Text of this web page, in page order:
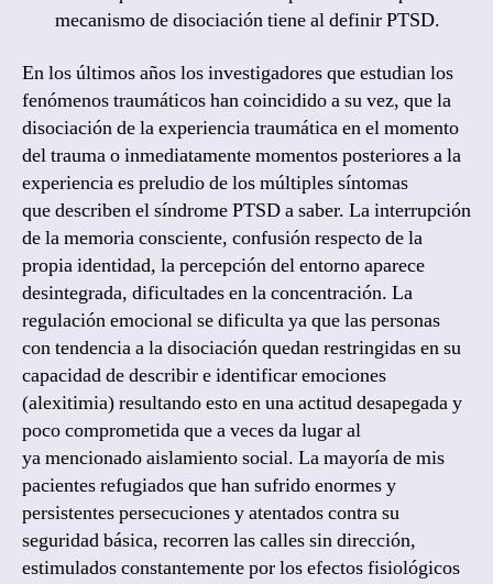
mecanismo de disociación tiene al definir PTSD.
En los últimos años los investigadores que estudian los
fenómenos traumáticos han coincidido a su vez, que la
disociación de la experiencia traumática en el momento
del trauma o inmediatamente momentos posteriores a la
experiencia es preludio de los múltiples síntomas
que describen el síndrome PTSD a saber. La interrupción
de la memoria consciente, confusión respecto de la
propia identidad, la percepción del entorno aparece
desintegrada, dificultades en la concentración. La
regulación emocional se dificulta ya que las personas
con tendencia a la disociación quedan restringidas en su
capacidad de describir e identificar emociones
(alexitimia) resultando esto en una actitud desapegada y
poco comprometida que a veces da lugar al
ya mencionado aislamiento social. La mayoría de mis
pacientes refugiados que han sufrido enormes y
persistentes persecuciones y atentados contra su
seguridad básica, recorren las calles sin dirección,
estimulados constantemente por los efectos fisiológicos